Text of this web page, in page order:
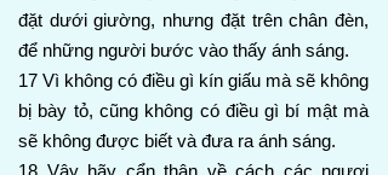
đặt dưới giường, nhưng đặt trên chân đèn,
để những người bước vào thấy ánh sáng.
17 Vì không có điều gì kín giấu mà sẽ không
bị bày tỏ, cũng không có điều gì bí mật mà
sẽ không được biết và đưa ra ánh sáng.
18 Vậy hãy cẩn thận về cách các ngươi